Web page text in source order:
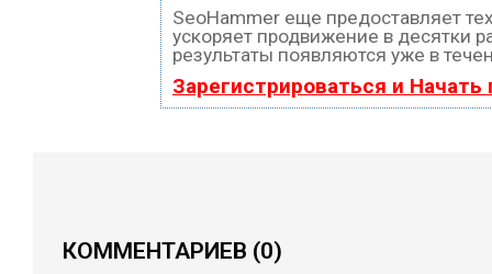
SeoHammer еще предоставляет
ускоряет продвижение в десятки
результаты появляются уже в
Зарегистрироваться и
КОММЕНТАРИЕВ (0)